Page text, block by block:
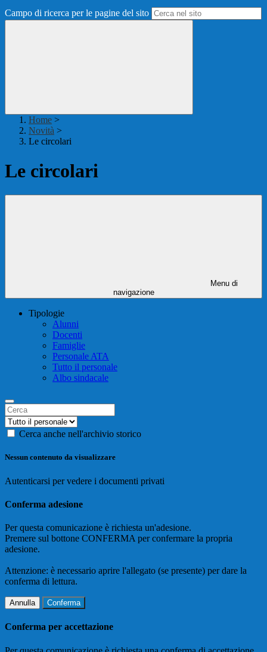
Campo di ricerca per le pagine del sito
Home >
Novità >
Le circolari
Le circolari
Menu di
navigazione
Tipologie
Alunni
Docenti
Famiglie
Personale ATA
Tutto il personale
Albo sindacale
Cerca anche nell'archivio storico
Nessun contenuto da visualizzare
Autenticarsi per vedere i documenti privati
Conferma adesione
Per questa comunicazione è richiesta un'adesione.
Premere sul bottone CONFERMA per confermare la propria
adesione.
Attenzione: è necessario aprire l'allegato (se presente) per dare la
conferma di lettura.
Annulla Conferma
Conferma per accettazione